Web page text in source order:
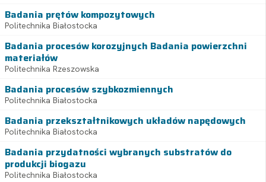
Badania prętów kompozytowych
Politechnika Białostocka
Badania procesów korozyjnych Badania powierzchni
materiałów
Politechnika Rzeszowska
Badania procesów szybkozmiennych
Politechnika Białostocka
Badania przekształtnikowych układów napędowych
Politechnika Białostocka
Badania przydatności wybranych substratów do
produkcji biogazu
Politechnika Białostocka